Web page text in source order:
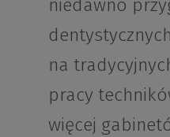
niedawno
na
pracy
więcej